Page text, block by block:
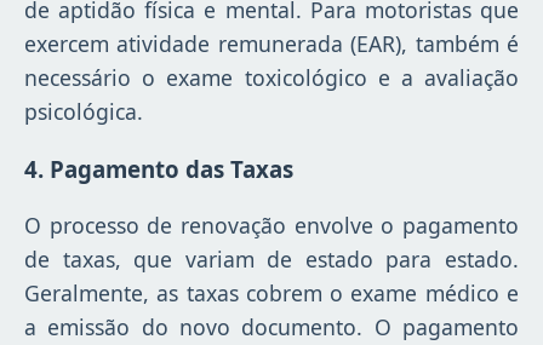
de aptidão física e mental. Para motoristas que
exercem atividade remunerada (EAR), também é
necessário o exame toxicológico e a avaliação
psicológica.
4. Pagamento das Taxas
O processo de renovação envolve o pagamento
de taxas, que variam de estado para estado.
Geralmente, as taxas cobrem o exame médico e
a emissão do novo documento. O pagamento